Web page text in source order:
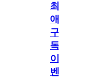
최
애
구
독
이
벤